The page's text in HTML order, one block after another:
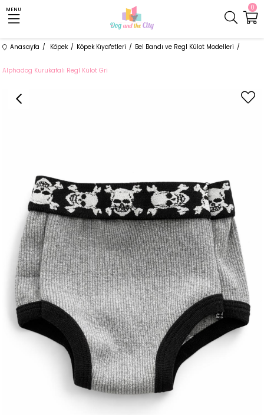
0
MENU
Anasayfa Köpek Köpek Kıyafetleri Bel Bandı ve Regl Külot Modelleri
Alphadog Kurukafalı Regl Külot Gri